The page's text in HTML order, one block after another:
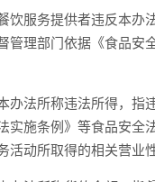
务提供者违反本办
管理部门依据《食品安
所称违法所得，指
实施条例》等食品安全
活动所取得的相关营业性